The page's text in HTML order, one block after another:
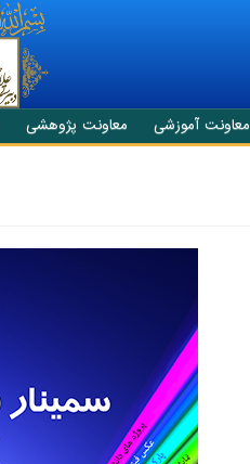
معاونت آموزشی معاونت پژوهشی